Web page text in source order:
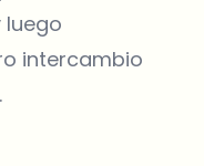
luego
intercambio